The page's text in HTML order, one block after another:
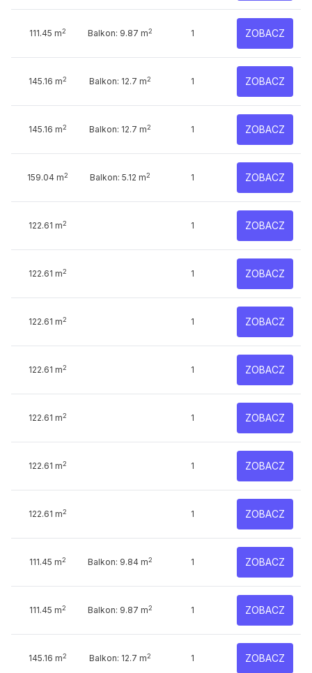
111.45 m2 Balkon: 9.87 m2 1 ZOBACZ
145.16 m2 Balkon: 12.7 m2 1 ZOBACZ
145.16 m2 Balkon: 12.7 m2 1 ZOBACZ
159.04 m2 Balkon: 5.12 m2 1 ZOBACZ
122.61 m2 1 ZOBACZ
122.61 m2 1 ZOBACZ
122.61 m2 1 ZOBACZ
122.61 m2 1 ZOBACZ
122.61 m2 1 ZOBACZ
122.61 m2 1 ZOBACZ
122.61 m2 1 ZOBACZ
111.45 m2 Balkon: 9.84 m2 1 ZOBACZ
111.45 m2 Balkon: 9.87 m2 1 ZOBACZ
145.16 m2 Balkon: 12.7 m2 1 ZOBACZ